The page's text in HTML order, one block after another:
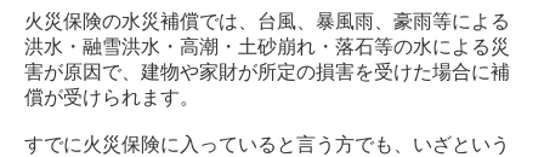
火災保険の水災補償では、台風、暴風雨、豪雨等による
洪水・融雪洪水・高潮・土砂崩れ・落石等の水による災
害が原因で、建物や家財が所定の損害を受けた場合に補
償が受けられます。
すでに火災保険に入っていると言う方でも、いざという